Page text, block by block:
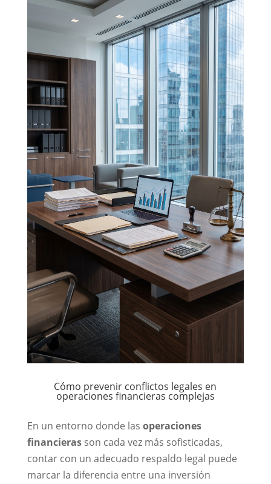
Cómo prevenir conflictos legales en
operaciones financieras complejas
En un entorno donde las operaciones
financierasson cada vez más sofisticadas,
contar con un adecuado respaldo legal puede
marcar la diferencia entre una inversión